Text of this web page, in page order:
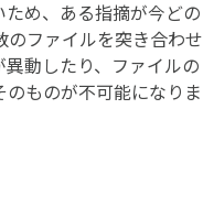
め、ある指摘が今どの
ファイルを突き合わせ
動したり、ファイルの
ものが不可能になりま